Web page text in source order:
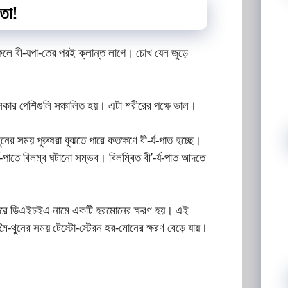
বী-যপা-তের পরই ক্লান্ত লাগে। চোখ যেন জুড়ে
পেশিগুলি সঞ্চালিত হয়। এটা শরীরের পক্ষে ভাল।
সময় পুরুষরা বুঝতে পারে কতক্ষণে বী-র্য-পাত হচ্ছে।
বিলম্ব ঘটানো সম্ভব। বিলম্বিত বী’-র্য-পাত আদতে
ডিএইচইএ নামে একটি হরমোনের ক্ষরণ হয়। এই
থুনের সময় টেস্টো-স্টেরন হর-মোনের ক্ষরণ বেড়ে যায়।